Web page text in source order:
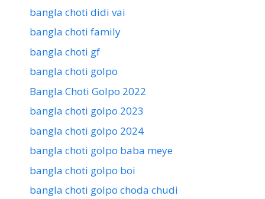
bangla choti didi vai
bangla choti family
bangla choti gf
bangla choti golpo
Bangla Choti Golpo 2022
bangla choti golpo 2023
bangla choti golpo 2024
bangla choti golpo baba meye
bangla choti golpo boi
bangla choti golpo choda chudi